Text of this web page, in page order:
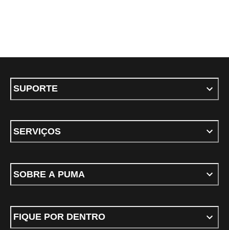
SUPORTE
SERVIÇOS
SOBRE A PUMA
FIQUE POR DENTRO